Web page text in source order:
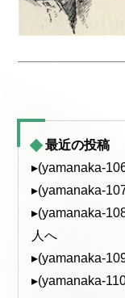
最近の投稿
▸(yamanaka-
▸(yamanaka-
▸(yamanaka-
人へ
▸(yamanaka-
▸(yamanaka-